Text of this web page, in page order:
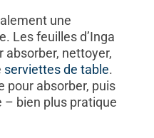
une
Les feuilles d’Inga
absorber, nettoyer,
serviettes de table.
pour absorber, puis
– bien plus pratique